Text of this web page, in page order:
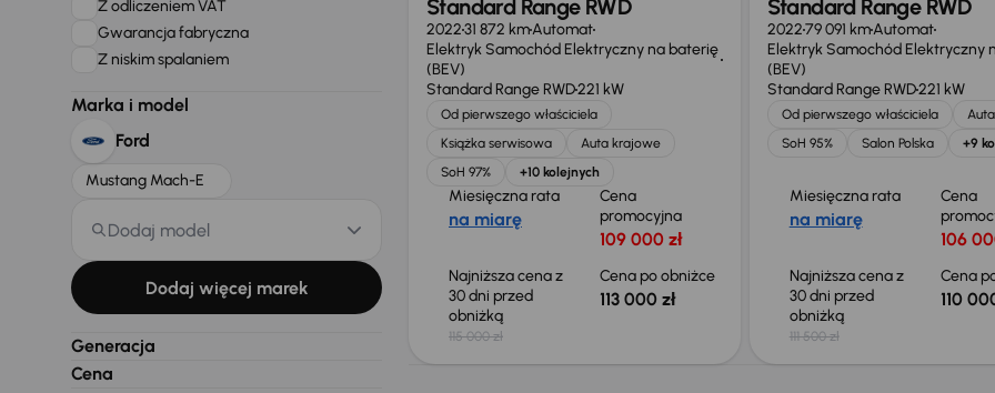
Z odliczeniem VAT
Gwarancja fabryczna
Z niskim spalaniem
Marka i model
Ford
Mustang Mach-E
Dodaj model
Dodaj więcej marek
Generacja
Cena
Standard Range RWD
202231 872 kmAutomat
Elektryk Samochód Elektryczny na baterię
(BEV)
Standard Range RWD221 kW
Od pierwszego właściciela
Książka serwisowa
Auta krajowe
SoH 97%
+10 kolejnych
Miesięczna rata
na miarę
Cena
promocyjna
109 000 zł
Najniższa cena z
30 dni przed
obniżką
115 000 zł
Cena po obniżce
113 000 zł
Standard Range RWD
202279 091 kmAutomat
Elektryk Samochód Elektryczny
(BEV)
Standard Range RWD221 kW
Od pierwszego właściciela
SoH 95%
Salon Polska +9
Miesięczna rata
na miarę
Cena
106
Najniższa cena z
30 dni przed
obniżką
111 500 zł
Cena
110